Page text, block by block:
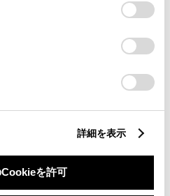
ッキー)が保存されることに同
クッキー)のオプトアウト、
りするにあたっては、当社の
取り扱いについて
」をご覧くだ
詳細を表示
を許可
件についてはこちら
ェックレポー
確認できます。